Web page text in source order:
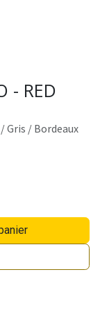
- RED
Gris / Bordeaux